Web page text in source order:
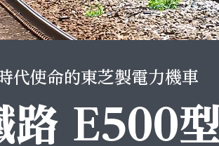
代使命的東芝製電力機車
路 E500型